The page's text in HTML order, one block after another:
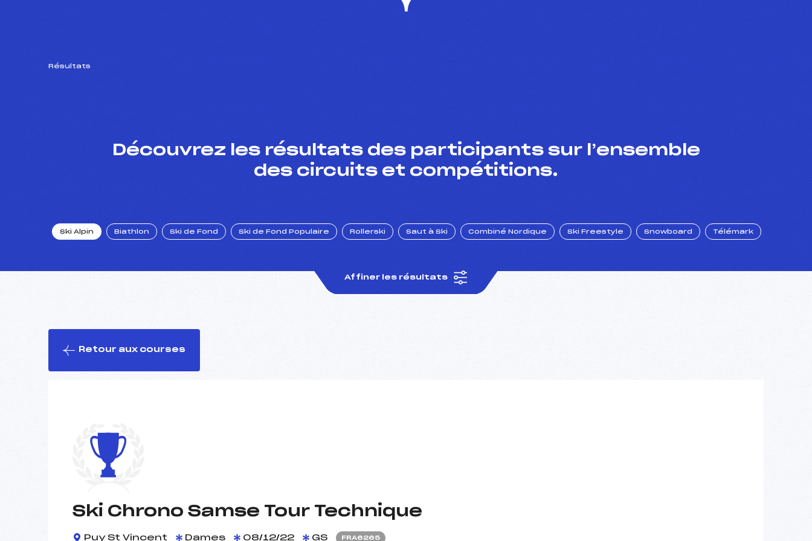
Résultats
Découvrez les résultats des participants sur l’ensemble
des circuits et compétitions.
Ski Alpin Biathlon Ski de Fond Ski de Fond Populaire Rollerski Saut à Ski Combiné Nordique Ski Freestyle Snowboard Télémark
Affiner les résultats
Retour aux courses
Ski Chrono Samse Tour Technique
Puy St Vincent Dames 08/12/22 GS FRA6265